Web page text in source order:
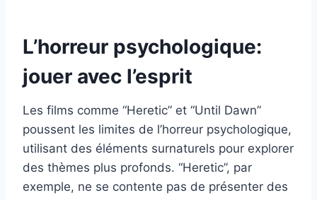
L’horreur psychologique:
jouer avec l’esprit
Les films comme “Heretic” et “Until Dawn”
poussent les limites de l’horreur psychologique,
utilisant des éléments surnaturels pour explorer
des thèmes plus profonds. “Heretic”, par
exemple, ne se contente pas de présenter des